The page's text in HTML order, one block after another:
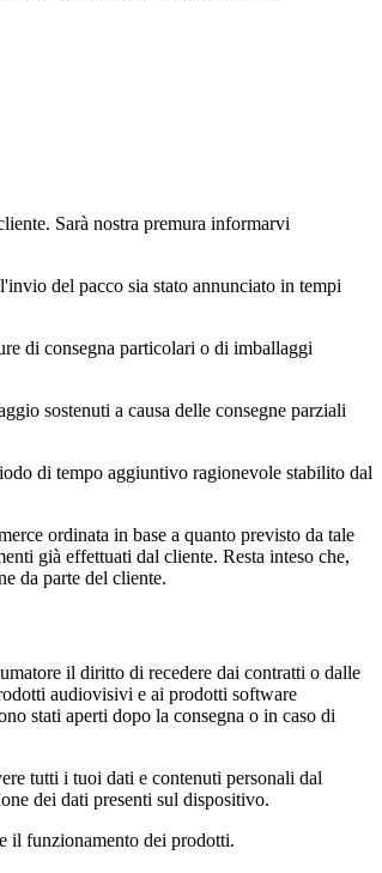
Sarà nostra premura informarvi
del pacco sia stato annunciato in tempi
di consegna particolari o di imballaggi
sostenuti a causa delle consegne parziali
di tempo aggiuntivo ragionevole stabilito dal
ordinata in base a quanto previsto da tale
già effettuati dal cliente. Resta inteso che,
da parte del cliente.
il diritto di recedere dai contratti o dalle
audiovisivi e ai prodotti software
stati aperti dopo la consegna o in caso di
tutti i tuoi dati e contenuti personali dal
dei dati presenti sul dispositivo.
il funzionamento dei prodotti.